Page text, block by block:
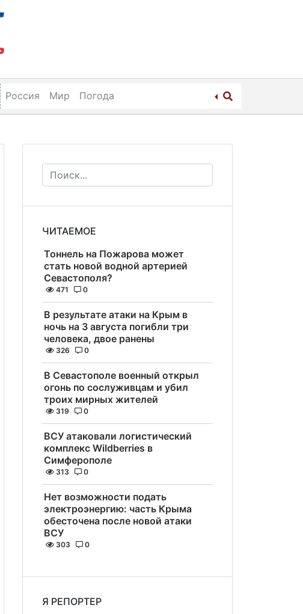
Россия Мир Погода
ЧИТАЕМОЕ
Тоннель на Пожарова может
стать новой водной артерией
Севастополя?
471 0
В результате атаки на Крым в
ночь на 3 августа погибли три
человека, двое ранены
326 0
В Севастополе военный открыл
огонь по сослуживцам и убил
троих мирных жителей
319 0
ВСУ атаковали логистический
комплекс Wildberries в
Симферополе
313 0
Нет возможности подать
электроэнергию: часть Крыма
обесточена после новой атаки
ВСУ
303 0
Я РЕПОРТЕР